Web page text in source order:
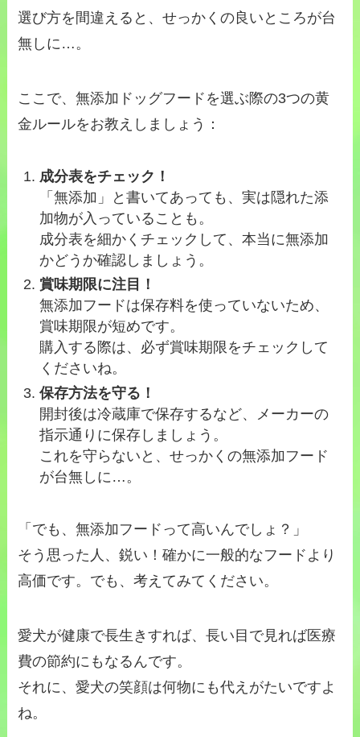
選び方を間違えると、せっかくの良いところが台
無しに…。
ここで、無添加ドッグフードを選ぶ際の3つの黄
金ルールをお教えしましょう：
成分表をチェック！
「無添加」と書いてあっても、実は隠れた添
加物が入っていることも。
成分表を細かくチェックして、本当に無添加
かどうか確認しましょう。
賞味期限に注目！
無添加フードは保存料を使っていないため、
賞味期限が短めです。
購入する際は、必ず賞味期限をチェックして
くださいね。
保存方法を守る！
開封後は冷蔵庫で保存するなど、メーカーの
指示通りに保存しましょう。
これを守らないと、せっかくの無添加フード
が台無しに…。
「でも、無添加フードって高いんでしょ？」
そう思った人、鋭い！確かに一般的なフードより
高価です。でも、考えてみてください。
愛犬が健康で長生きすれば、長い目で見れば医療
費の節約にもなるんです。
それに、愛犬の笑顔は何物にも代えがたいですよ
ね。